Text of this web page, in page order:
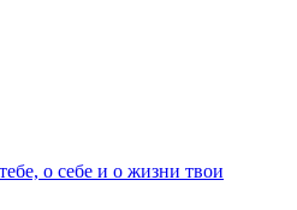
о себе и о жизни твои